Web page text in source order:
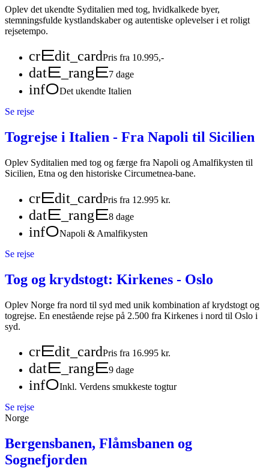
Oplev det ukendte Syditalien med tog, hvidkalkede byer,
stemningsfulde kystlandskaber og autentiske oplevelser i et roligt
rejsetempo.
credit_cardPris fra 10.995,-
date_range7 dage
infoDet ukendte Italien
Se rejse
Togrejse i Italien - Fra Napoli til Sicilien
Oplev Syditalien med tog og færge fra Napoli og Amalfikysten til
Sicilien, Etna og den historiske Circumetnea-bane.
credit_cardPris fra 12.995 kr.
date_range8 dage
infoNapoli & Amalfikysten
Se rejse
Tog og krydstogt: Kirkenes - Oslo
Oplev Norge fra nord til syd med unik kombination af krydstogt og
togrejse. En enestående rejse på 2.500 fra Kirkenes i nord til Oslo i
syd.
credit_cardPris fra 16.995 kr.
date_range9 dage
infoInkl. Verdens smukkeste togtur
Se rejse
Norge
Bergensbanen, Flåmsbanen og
Sognefjorden